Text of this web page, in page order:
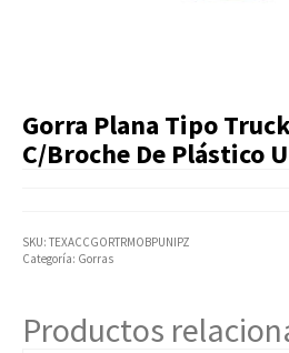
Gorra Plana Tipo
C/Broche De Plástico
SKU: TEXACCGORTRMOBPUNIPZ
Categoría: Gorras
Productos